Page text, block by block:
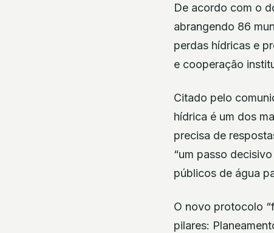
De acordo com o
abrangendo 86
perdas hídricas e
e cooperação
Citado pelo
hídrica é um dos
precisa de
“um passo
públicos de água
O novo protocolo
pilares: